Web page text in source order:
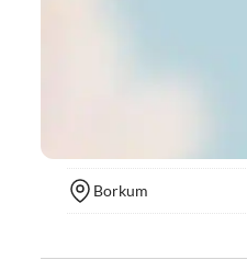
Borkum